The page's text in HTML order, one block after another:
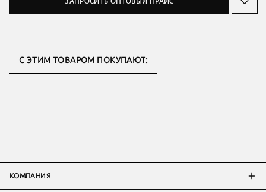
С ЭТИМ ТОВАРОМ ПОКУПАЮТ:
КОМПАНИЯ